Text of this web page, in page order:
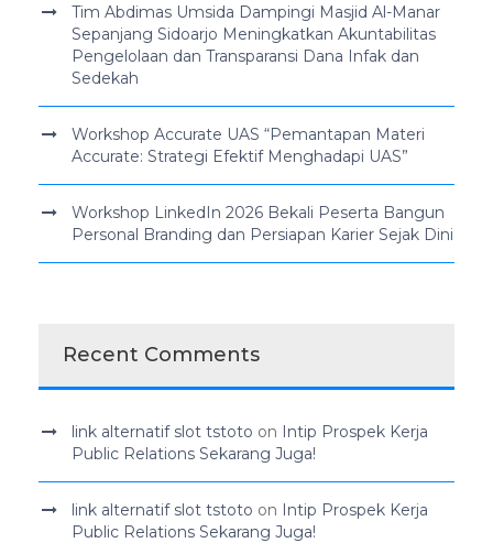
Tim Abdimas Umsida Dampingi Masjid Al-Manar
Sepanjang Sidoarjo Meningkatkan Akuntabilitas
Pengelolaan dan Transparansi Dana Infak dan
Sedekah
Workshop Accurate UAS “Pemantapan Materi
Accurate: Strategi Efektif Menghadapi UAS”
Workshop LinkedIn 2026 Bekali Peserta Bangun
Personal Branding dan Persiapan Karier Sejak Dini
Recent Comments
link alternatif slot tstoto on Intip Prospek Kerja
Public Relations Sekarang Juga!
link alternatif slot tstoto on Intip Prospek Kerja
Public Relations Sekarang Juga!